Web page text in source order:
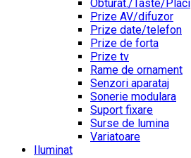
Obturat./Taste/Placi
Prize AV/difuzor
Prize date/telefon
Prize de forta
Prize tv
Rame de ornament
Senzori aparataj
Sonerie modulara
Suport fixare
Surse de lumina
Variatoare
Iluminat